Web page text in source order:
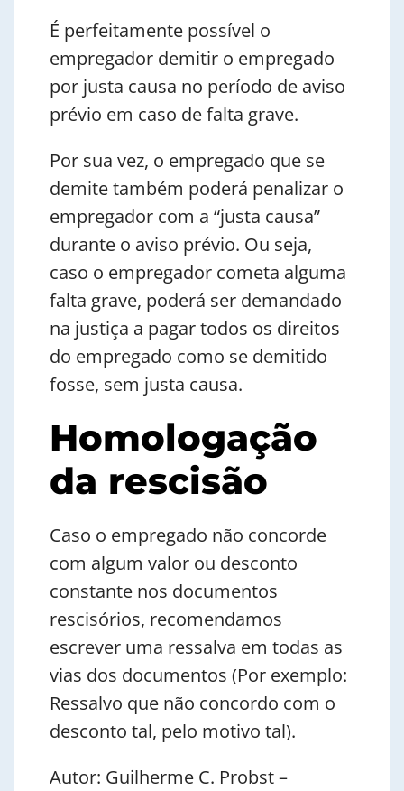
É perfeitamente possível o
empregador demitir o empregado
por justa causa no período de aviso
prévio em caso de falta grave.
Por sua vez, o empregado que se
demite também poderá penalizar o
empregador com a “justa causa”
durante o aviso prévio. Ou seja,
caso o empregador cometa alguma
falta grave, poderá ser demandado
na justiça a pagar todos os direitos
do empregado como se demitido
fosse, sem justa causa.
Homologação
da rescisão
Caso o empregado não concorde
com algum valor ou desconto
constante nos documentos
rescisórios, recomendamos
escrever uma ressalva em todas as
vias dos documentos (Por exemplo:
Ressalvo que não concordo com o
desconto tal, pelo motivo tal).
Autor: Guilherme C. Probst –